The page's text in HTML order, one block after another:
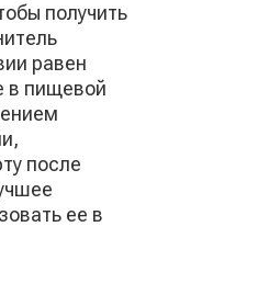
получить
равен
в пищевой
после
ее в